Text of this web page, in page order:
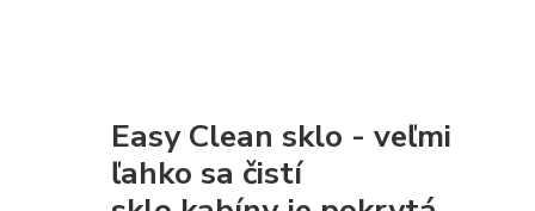
Easy Clean sklo - veľmi
ľahko sa čistí